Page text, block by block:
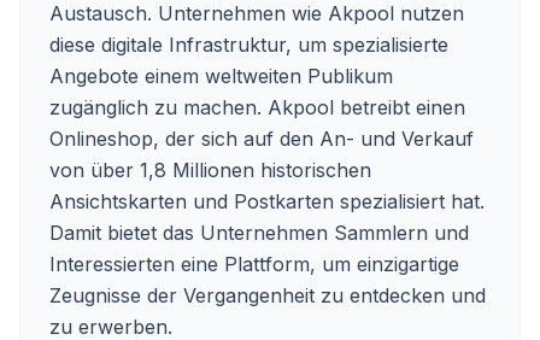
Austausch. Unternehmen wie Akpool nutzen
diese digitale Infrastruktur, um spezialisierte
Angebote einem weltweiten Publikum
zugänglich zu machen. Akpool betreibt einen
Onlineshop, der sich auf den An- und Verkauf
von über 1,8 Millionen historischen
Ansichtskarten und Postkarten spezialisiert hat.
Damit bietet das Unternehmen Sammlern und
Interessierten eine Plattform, um einzigartige
Zeugnisse der Vergangenheit zu entdecken und
zu erwerben.